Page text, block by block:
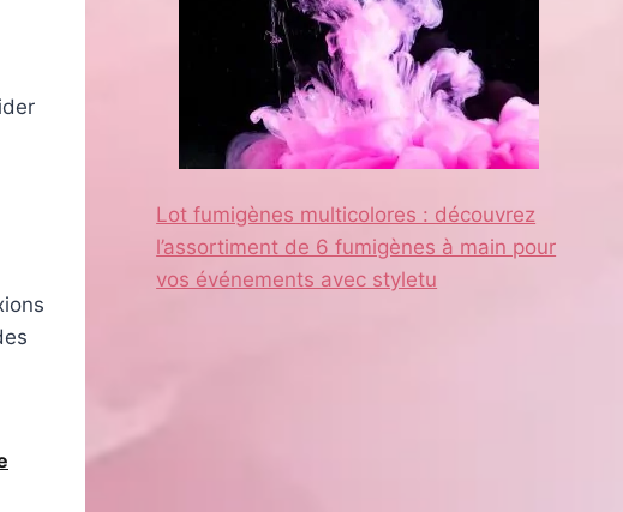
Lot fumigènes multicolores : découvrez
l’assortiment de 6 fumigènes à main pour
vos événements avec styletu